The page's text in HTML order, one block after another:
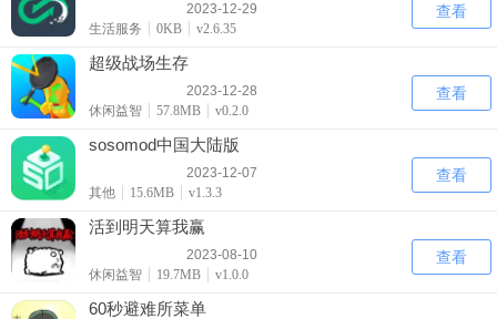
2023-12-29
生活服务
0KB v2.6.35
查看
超级战场生存
2023-12-28
休闲益智
57.8MB v0.2.0
查看
sosomod中国大陆版
2023-12-07
其他
15.6MB v1.3.3
查看
活到明天算我赢
2023-08-10
休闲益智
19.7MB v1.0.0
查看
60秒避难所菜单